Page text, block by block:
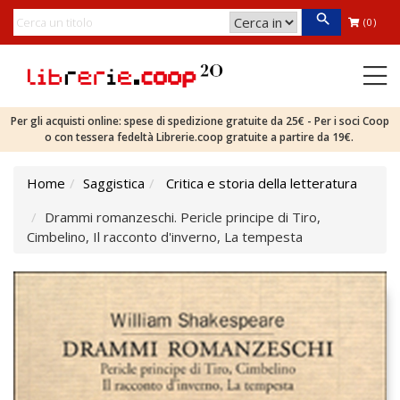
(0)
Per gli acquisti online: spese di spedizione gratuite da 25€ - Per i soci Coop
o con tessera fedeltà Librerie.coop gratuite a partire da 19€.
Home Saggistica
Critica e storia della letteratura
Drammi romanzeschi. Pericle principe di Tiro,
Cimbelino, Il racconto d'inverno, La tempesta